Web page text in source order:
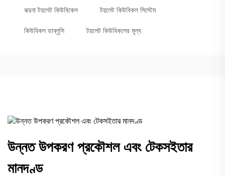
ঝরনা টয়লেট কিউবিকেল টয়লেট কিউবিকল সিস্টেম
কিউবিকল ডাব্লুসি টয়লেট কিউবিকলের মূল্য
উন্নত উপকরণ প্রকৌশল এবং টেকসইতার
মানদণ্ড